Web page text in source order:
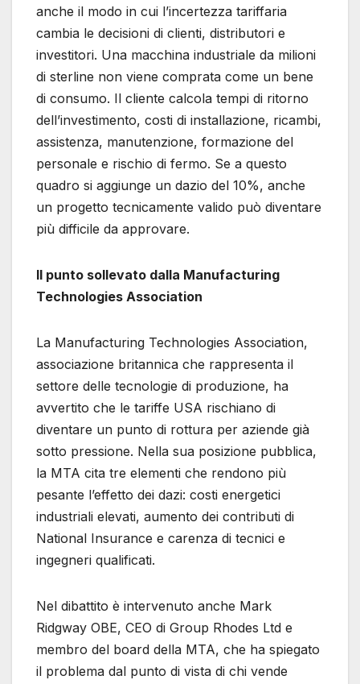
anche il modo in cui l’incertezza tariffaria
cambia le decisioni di clienti, distributori e
investitori. Una macchina industriale da milioni
di sterline non viene comprata come un bene
di consumo. Il cliente calcola tempi di ritorno
dell’investimento, costi di installazione, ricambi,
assistenza, manutenzione, formazione del
personale e rischio di fermo. Se a questo
quadro si aggiunge un dazio del 10%, anche
un progetto tecnicamente valido può diventare
più difficile da approvare.
Il punto sollevato dalla Manufacturing
Technologies Association
La Manufacturing Technologies Association,
associazione britannica che rappresenta il
settore delle tecnologie di produzione, ha
avvertito che le tariffe USA rischiano di
diventare un punto di rottura per aziende già
sotto pressione. Nella sua posizione pubblica,
la MTA cita tre elementi che rendono più
pesante l’effetto dei dazi: costi energetici
industriali elevati, aumento dei contributi di
National Insurance e carenza di tecnici e
ingegneri qualificati.
Nel dibattito è intervenuto anche Mark
Ridgway OBE, CEO di Group Rhodes Ltd e
membro del board della MTA, che ha spiegato
il problema dal punto di vista di chi vende